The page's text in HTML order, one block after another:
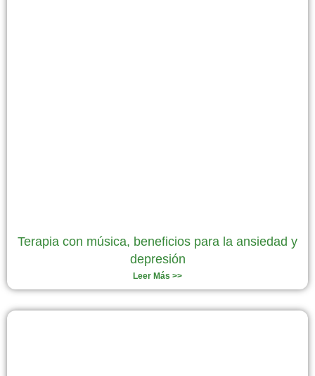
Terapia con música, beneficios para la ansiedad y
depresión
Leer Más >>